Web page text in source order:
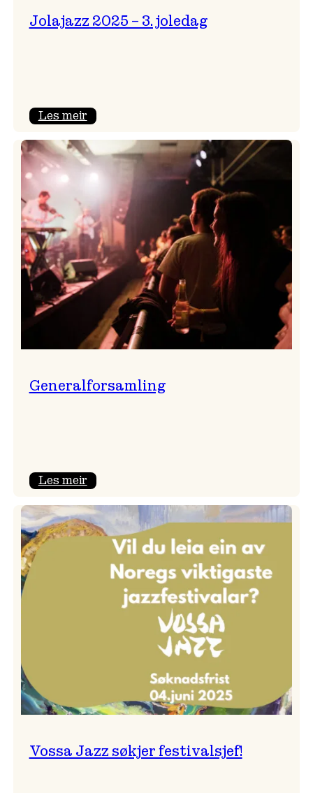
Jolajazz 2025 – 3. joledag
Les meir:
2025
–
joledag
Generalforsamling
Les meir:
Vossa Jazz søkjer festivalsjef!